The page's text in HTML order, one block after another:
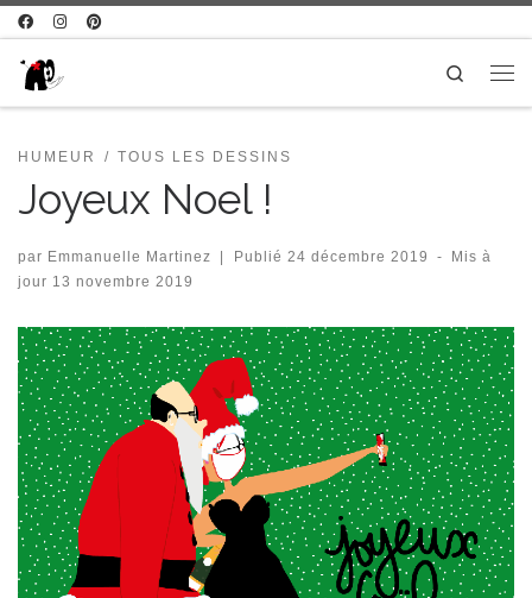
Passer au contenu
Search
HUMEUR TOUS LES DESSINS
Joyeux Noel !
par Emmanuelle Martinez | Publié 24 décembre 2019 -
Mis à
jour 13 novembre 2019